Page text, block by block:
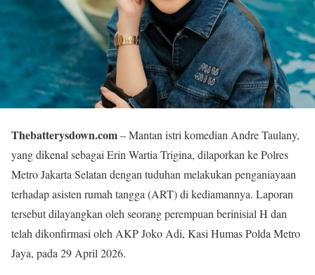
Thebatterysdown.com– Mantan istri komedian Andre Taulany,
yang dikenal sebagai Erin Wartia Trigina, dilaporkan ke Polres
Metro Jakarta Selatan dengan tuduhan melakukan penganiayaan
terhadap asisten rumah tangga (ART) di kediamannya. Laporan
tersebut dilayangkan oleh seorang perempuan berinisial H dan
telah dikonfirmasi oleh AKP Joko Adi, Kasi Humas Polda Metro
Jaya, pada 29 April 2026.